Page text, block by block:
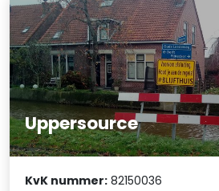
Uppersource
KvK nummer: 82150036